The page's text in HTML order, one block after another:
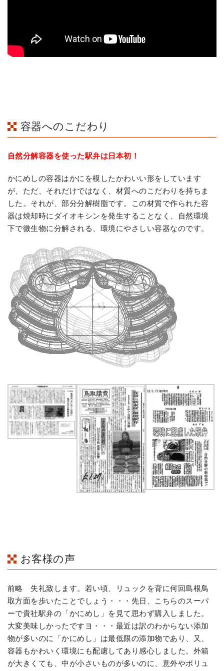
容器へのこだわり
自然分解容器を使った駅弁は日本初！
かにめしの容器はかにを模したかわいい形をしています
が、ただ、それだけではなく、材質へのこだわりを持ちま
した。それが、部分分解樹脂です。この材質で作られた容
器は焼却時にダイオキシンを発生することなく、自然環境
下で微生物に分解される、環境にやさしい容器なのです。
お客様の声
前略 失礼致します。若い頃、リュックを背に何回島根鳥
取方面を歩いたことでしょう・・・先日、こちらのスーパ
ーで貴社駅弁の「かにめし」を見て思わず購入しました。
大変美味しかったですヨ・・・最近は訳のわからない添加
物が多いのに「かにめし」は最低限の添加物であり、又、
容器もかわいく環境にも配慮してあり感心しました。外箱
が大きくても、中が小さいものが多いのに、意外やボリュ